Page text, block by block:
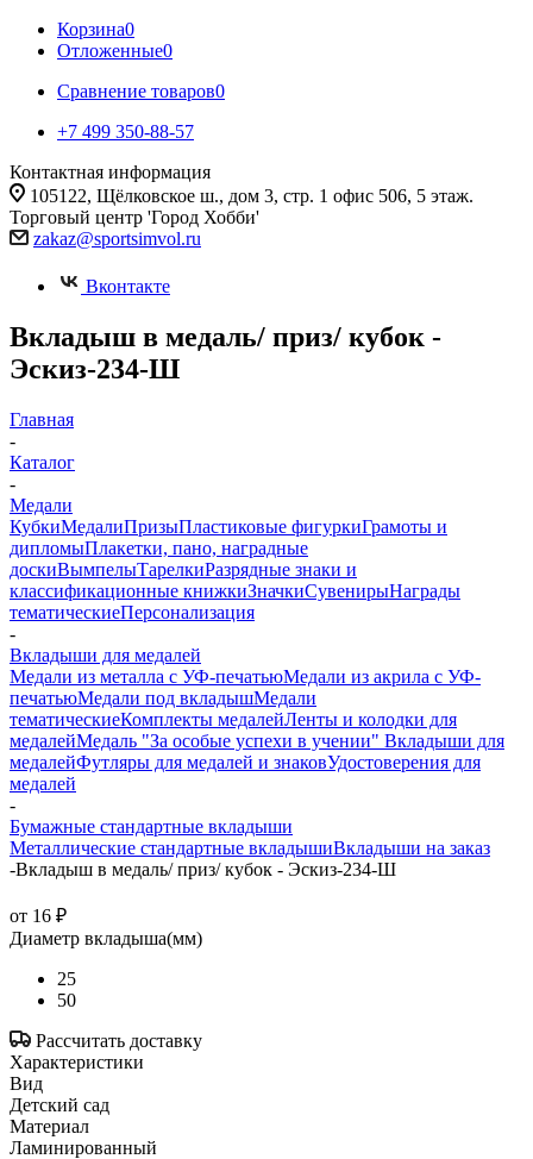
Корзина0
Отложенные0
Сравнение товаров0
+7 499 350-88-57
Контактная информация
105122, Щёлковское ш., дом 3, стр. 1 офис 506, 5 этаж.
Торговый центр 'Город Хобби'
zakaz@sportsimvol.ru
Вконтакте
Вкладыш в медаль/ приз/ кубок -
Эскиз-234-Ш
Главная
-
Каталог
-
Медали
КубкиМедалиПризыПластиковые фигуркиГрамоты и
дипломыПлакетки, пано, наградные
доскиВымпелыТарелкиРазрядные знаки и
классификационные книжкиЗначкиСувенирыНаграды
тематическиеПерсонализация
-
Вкладыши для медалей
Медали из металла с УФ-печатьюМедали из акрила с УФ-
печатьюМедали под вкладышМедали
тематическиеКомплекты медалейЛенты и колодки для
медалейМедаль "За особые успехи в учении" Вкладыши для
медалейФутляры для медалей и знаковУдостоверения для
медалей
-
Бумажные стандартные вкладыши
Металлические стандартные вкладышиВкладыши на заказ
-Вкладыш в медаль/ приз/ кубок - Эскиз-234-Ш
от 16 ₽
Диаметр вкладыша(мм)
25
50
Рассчитать доставку
Характеристики
Вид
Детский сад
Материал
Ламинированный